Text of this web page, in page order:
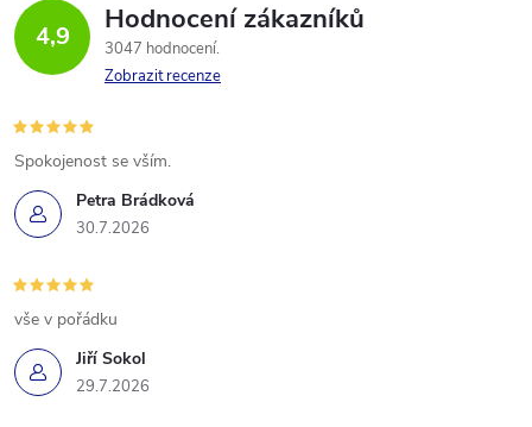
4,9 Hodnocení zákazníků
3047 hodnocení
Zobrazit recenze
Petra Brádková
30.7.2026
Spokojenost se vším.
Jiří Sokol
29.7.2026
vše v pořádku